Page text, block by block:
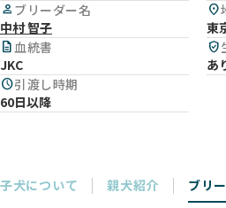
person ブリーダー名
中村 智子
location_on
東
description血統書
JKC
verified_user
あ
schedule引渡し時期
60日以降
子犬について 親犬紹介 ブリ